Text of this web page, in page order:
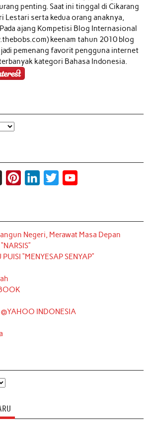
penting. Saat ini tinggal di Cikarang
Lestari serta kedua orang anaknya,
ajang Kompetisi Blog Internasional
keenam tahun 2010 blog
pemenang favorit pengguna internet
kategori Bahasa Indonesia.
T
o
k
t
e
r
k
e
d
t
t
e
T
u
b
Negeri, Merawat Masa Depan
“MENYESAP SENYAP”
@YAHOO INDONESIA